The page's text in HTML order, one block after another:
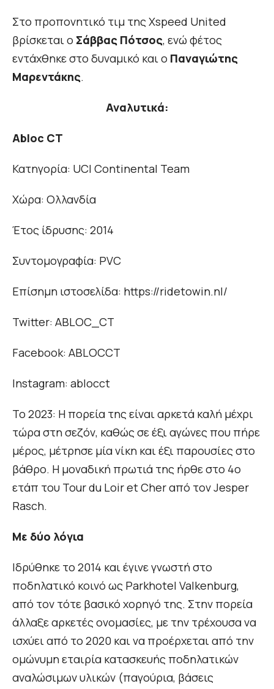
Στο προπονητικό τιμ της Xspeed United
βρίσκεται ο Σάββας Πότσος, ενώ φέτος
εντάχθηκε στο δυναμικό και ο Παναγιώτης
Μαρεντάκης.
Αναλυτικά:
Abloc CT
Κατηγορία: UCI Continental Team
Χώρα: Ολλανδία
Έτος ίδρυσης: 2014
Συντομογραφία: PVC
Επίσημη ιστοσελίδα: https://ridetowin.nl/
Twitter: ABLOC_CT
Facebook: ABLOCCT
Instagram: ablocct
Το 2023: Η πορεία της είναι αρκετά καλή μέχρι
τώρα στη σεζόν, καθώς σε έξι αγώνες που πήρε
μέρος, μέτρησε μία νίκη και έξι παρουσίες στο
βάθρο. Η μοναδική πρωτιά της ήρθε στο 4ο
ετάπ του Tour du Loir et Cher από τον Jesper
Rasch.
Με δύο λόγια
Ιδρύθηκε το 2014 και έγινε γνωστή στο
ποδηλατικό κοινό ως Parkhotel Valkenburg,
από τον τότε βασικό χορηγό της. Στην πορεία
άλλαξε αρκετές ονομασίες, με την τρέχουσα να
ισχύει από το 2020 και να προέρχεται από την
ομώνυμη εταιρία κατασκευής ποδηλατικών
αναλώσιμων υλικών (παγούρια, βάσεις